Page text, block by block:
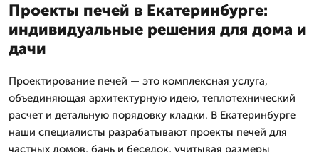
Проекты печей в Екатеринбурге:
индивидуальные решения для дома и
дачи
Проектирование печей — это комплексная услуга,
объединяющая архитектурную идею, теплотехнический
расчет и детальную порядовку кладки. В Екатеринбурге
наши специалисты разрабатывают проекты печей для
частных домов, бань и беседок, учитывая размеры